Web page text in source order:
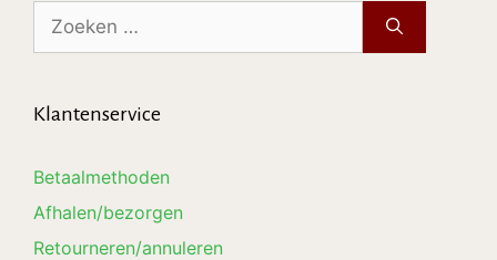
Zoek
naar:
Klantenservice
Betaalmethoden
Afhalen/bezorgen
Retourneren/annuleren